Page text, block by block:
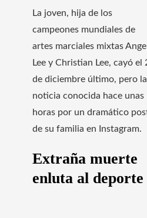
La joven, hija de los
campeones mundiales de
artes marciales mixtas
Lee y Christian Lee, cayó el
de diciembre último, pero la
noticia conocida hace unas
horas por un dramático
de su familia en Instagram.
Extraña muerte
enluta al deporte